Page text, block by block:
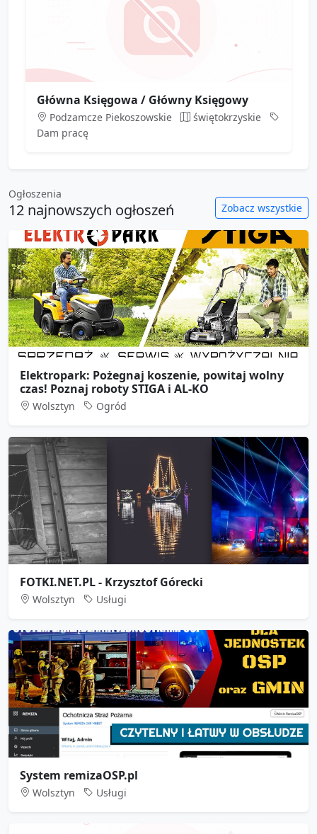
Główna Księgowa / Główny Księgowy
Podzamcze Piekoszowskie
świętokrzyskie
Dam pracę
Ogłoszenia
12 najnowszych ogłoszeń Zobacz wszystkie
Elektropark: Pożegnaj koszenie, powitaj wolny
czas! Poznaj roboty STIGA i AL-KO
Wolsztyn Ogród
FOTKI.NET.PL - Krzysztof Górecki
Wolsztyn Usługi
System remizaOSP.pl
Wolsztyn Usługi